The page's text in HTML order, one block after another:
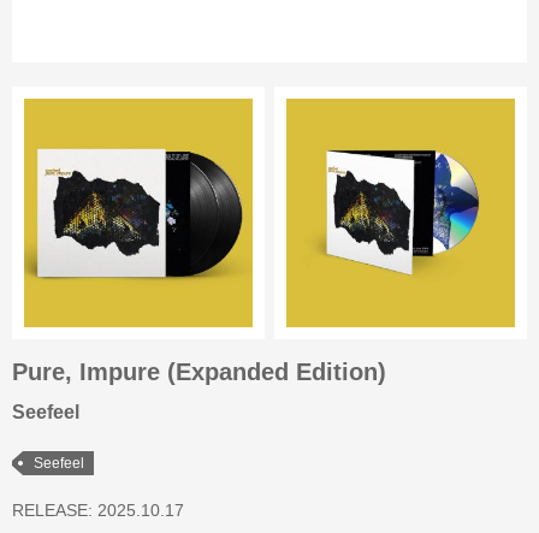
Pure, Impure (Expanded Edition)
Seefeel
Seefeel
RELEASE: 2025.10.17